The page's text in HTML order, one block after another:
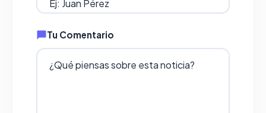
Tu Comentario